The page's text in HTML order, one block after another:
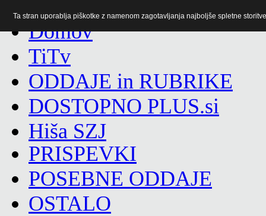
TiTv
ODDAJE in RUBRIKE
DOSTOPNO PLUS.si
Hiša SZJ
PRISPEVKI
POSEBNE ODDAJE
OSTALO
Ta stran uporablja piškotke z namenom zagotavljanja najboljše spletne